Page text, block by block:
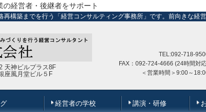
経営者・後継者をサポート
構築までを行う「経営コンサルティング事務所」です。前向きな経
天神ビルプラス8F
座風月堂ビル５F
TEL:092-718-
FAX：092-724-4666 (24時間対
＜営業時間＞ 9:00～
経営者の学校 講演・研修